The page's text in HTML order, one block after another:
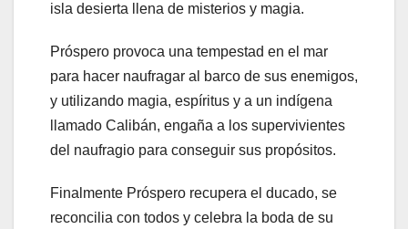
isla desierta llena de misterios y magia.
Próspero provoca una tempestad en el mar
para hacer naufragar al barco de sus enemigos,
y utilizando magia, espíritus y a un indígena
llamado Calibán, engaña a los supervivientes
del naufragio para conseguir sus propósitos.
Finalmente Próspero recupera el ducado, se
reconcilia con todos y celebra la boda de su